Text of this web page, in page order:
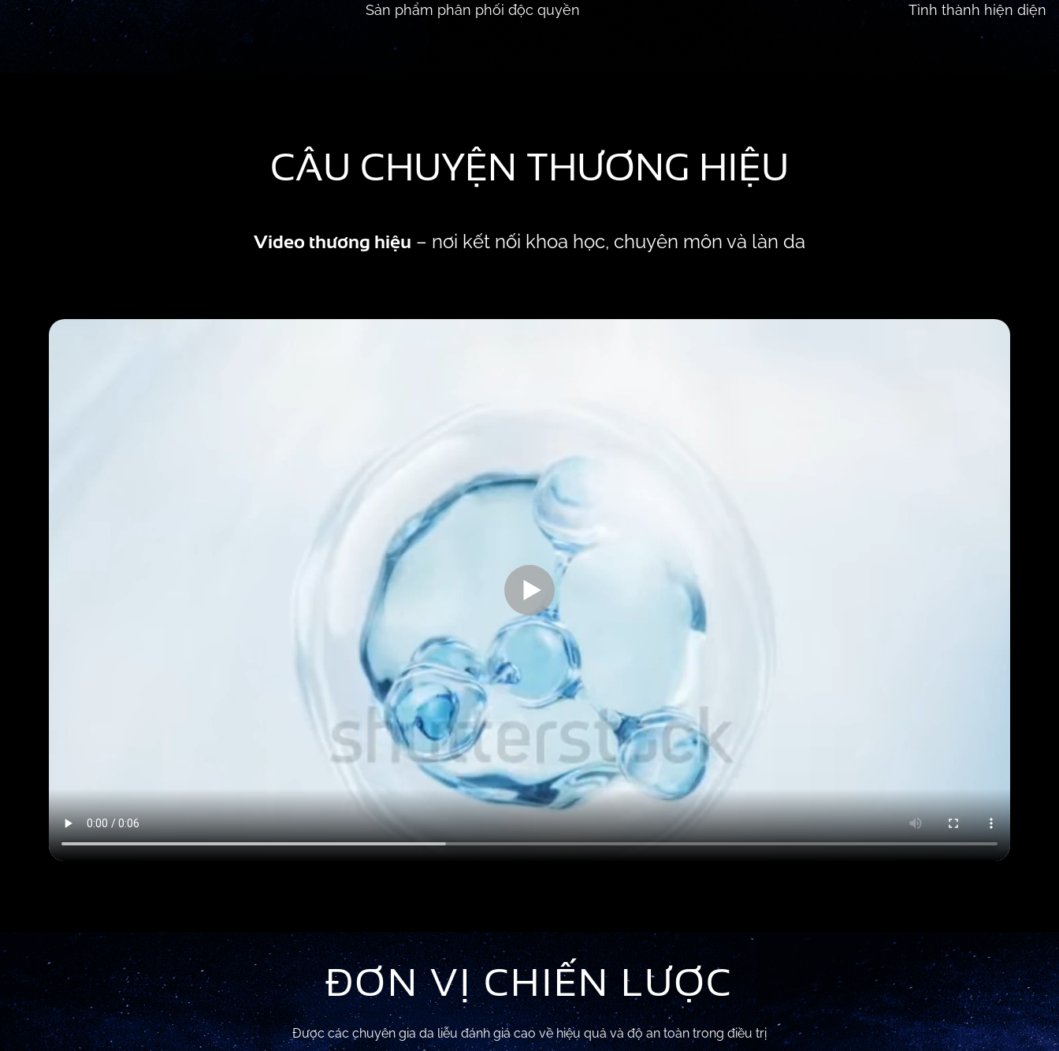
Sản phẩm phân phối độc quyền Tỉnh thành hiện diện
CÂU CHUYỆN THƯƠNG HIỆU
Video thương hiệu – nơi kết nối khoa học, chuyên môn và làn da
ĐƠN VỊ CHIẾN LƯỢC
Được các chuyên gia da liễu đánh giá cao về hiệu quả và độ an toàn trong điều trị